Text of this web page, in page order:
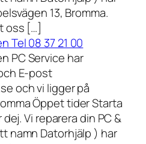
13, Bromma.
oss […]
Tel 08 37 21 00
PC Service har
E-post
och vi ligger på
Öppet tider Starta
Vi reparera din PC &
namn Datorhjälp ) har